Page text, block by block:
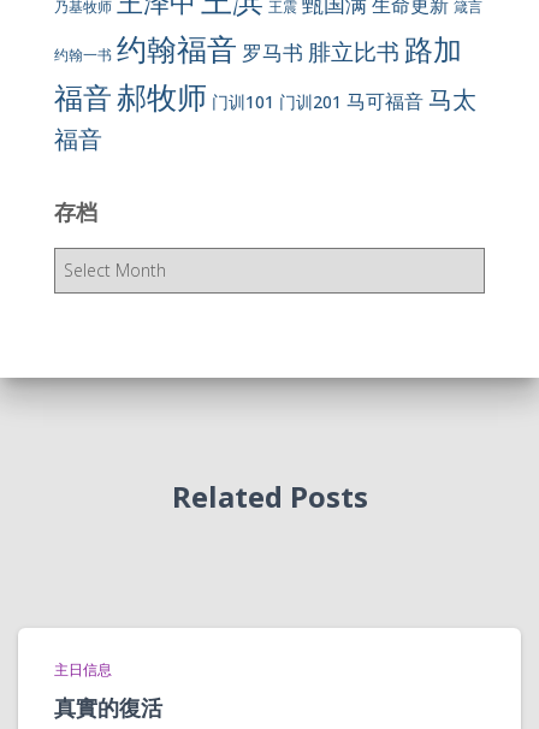
乃基牧师 王震 箴言
约翰一书 约翰福音 罗马书 腓立比书 路加
福音郝牧师 门训101 门训201 马可福音马太
福音
存档
存
Related Posts
主日信息
真實的復活